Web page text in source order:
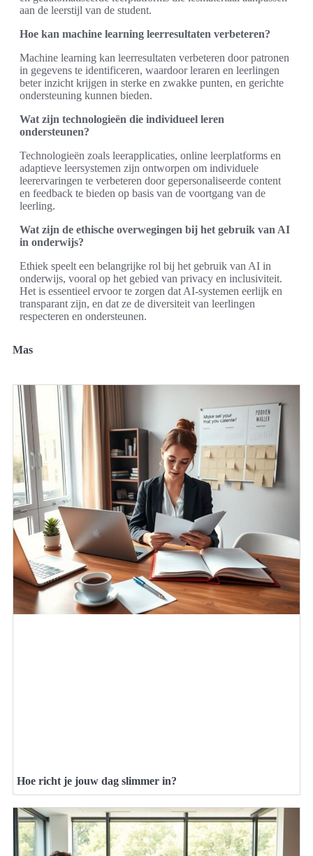
aan de leerstijl van de student.
Hoe kan machine learning leerresultaten verbeteren?
Machine learning kan leerresultaten verbeteren door patronen
in gegevens te identificeren, waardoor leraren en leerlingen
beter inzicht krijgen in sterke en zwakke punten, en gerichte
ondersteuning kunnen bieden.
Wat zijn technologieën die individueel leren
ondersteunen?
Technologieën zoals leerapplicaties, online leerplatforms en
adaptieve leersystemen zijn ontworpen om individuele
leerervaringen te verbeteren door gepersonaliseerde content
en feedback te bieden op basis van de voortgang van de
leerling.
Wat zijn de ethische overwegingen bij het gebruik van AI
in onderwijs?
Ethiek speelt een belangrijke rol bij het gebruik van AI in
onderwijs, vooral op het gebied van privacy en inclusiviteit.
Het is essentieel ervoor te zorgen dat AI-systemen eerlijk en
transparant zijn, en dat ze de diversiteit van leerlingen
respecteren en ondersteunen.
Mas
Hoe richt je jouw dag slimmer in?